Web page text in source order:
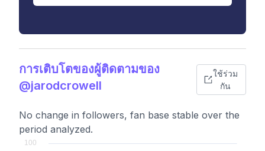
การเติบโตของผู้ติดตามของ
@jarodcrowell
ใช้ร่วม
กัน
No change in followers, fan base stable over the
period analyzed.